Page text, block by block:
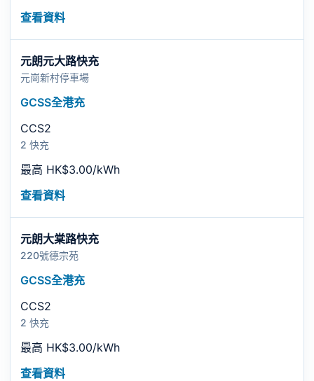
查看資料
元朗元大路快充
元崗新村停車場
GCSS全港充
CCS2
2 快充
最高 HK$3.00/kWh
查看資料
元朗大棠路快充
220號德宗苑
GCSS全港充
CCS2
2 快充
最高 HK$3.00/kWh
查看資料